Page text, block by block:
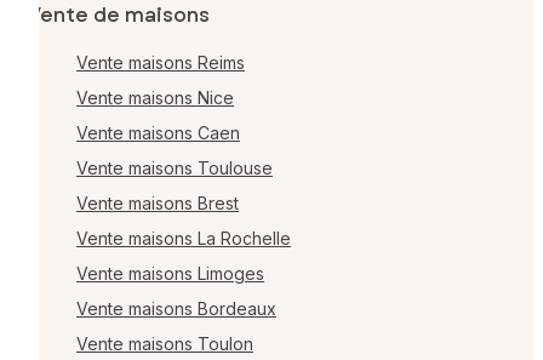
Vente de maisons
Vente maisons Reims
Vente maisons Nice
Vente maisons Caen
Vente maisons Toulouse
Vente maisons Brest
Vente maisons La Rochelle
Vente maisons Limoges
Vente maisons Bordeaux
Vente maisons Toulon